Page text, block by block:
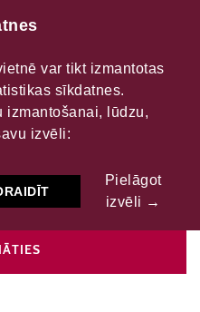
nams
var tikt izmantotas
sīkdatnes.
izmantošanai, lūdzu,
izvēli:
Pielāgot
izvēli →